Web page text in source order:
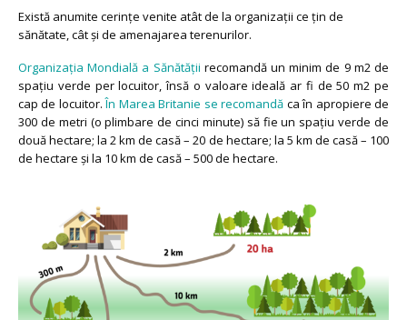
Există anumite cerințe venite atât de la organizații ce țin de
sănătate, cât și de amenajarea terenurilor.
Organizația Mondială a Sănătății recomandă un minim de 9 m2 de
spațiu verde per locuitor, însă o valoare ideală ar fi de 50 m2 pe
cap de locuitor.În Marea Britanie se recomandă ca în apropiere de
300 de metri (o plimbare de cinci minute) să fie un spațiu verde de
două hectare; la 2 km de casă – 20 de hectare; la 5 km de casă – 100
de hectare și la 10 km de casă – 500 de hectare.